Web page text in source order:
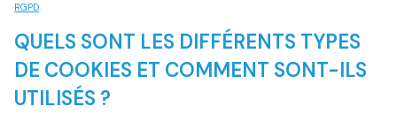
Nos
locations
Locations
immo pro
RGPD.
QUELS SONT LES DIFFÉRENTS TYPES
DE COOKIES ET COMMENT SONT-ILS
UTILISÉS ?